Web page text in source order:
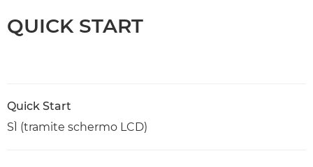
QUICK START
Quick Start
SÌ (tramite schermo LCD)